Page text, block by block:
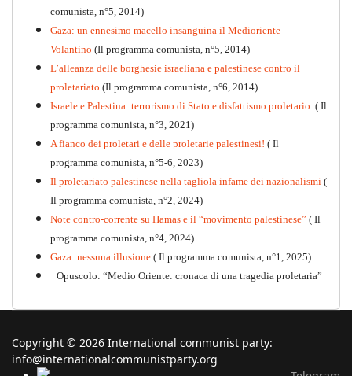
comunista, n°5, 2014)
Gaza: un ennesimo macello insanguina il Medioriente-
Volantino (Il programma comunista, n°5, 2014)
L’alleanza delle borghesie israeliana e palestinese contro il
proletariato (Il programma comunista, n°6, 2014)
Israele e Palestina: terrorismo di Stato e disfattismo proletario ( Il
programma comunista, n°3, 2021)
A fianco dei proletari e delle proletarie palestinesi! ( Il
programma comunista, n°5-6, 2023)
Il proletariato palestinese nella tagliola infame dei nazionalismi (
Il programma comunista, n°2, 2024)
Note contro-corrente su Hamas e il “movimento palestinese” ( Il
programma comunista, n°4, 2024)
Gaza: nessuna illusione ( Il programma comunista, n°1, 2025)
Opuscolo: “Medio Oriente: cronaca di una tragedia proletaria”
Copyright © 2026 International communist party:
info@internationalcommunistparty.org